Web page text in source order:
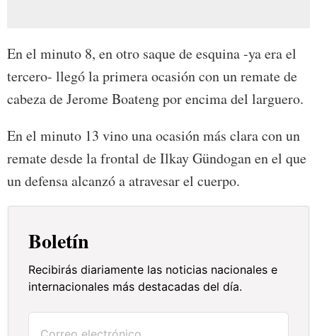
En el minuto 8, en otro saque de esquina -ya era el
tercero- llegó la primera ocasión con un remate de
cabeza de Jerome Boateng por encima del larguero.
En el minuto 13 vino una ocasión más clara con un
remate desde la frontal de Ilkay Gündogan en el que
un defensa alcanzó a atravesar el cuerpo.
Boletín
Recibirás diariamente las noticias nacionales e
internacionales más destacadas del día.